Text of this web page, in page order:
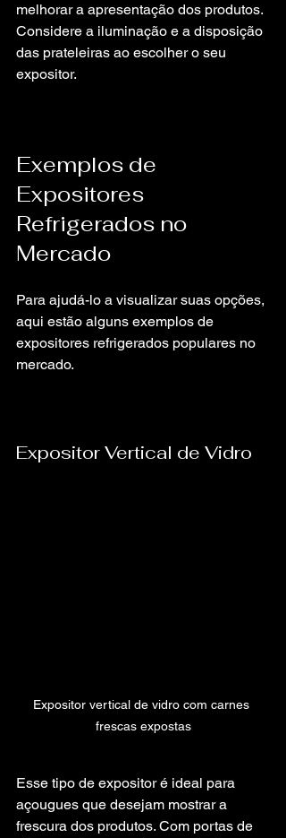
melhorar a apresentação dos produtos.
Considere a iluminação e a disposição
das prateleiras ao escolher o seu
expositor.
Exemplos de
Expositores
Refrigerados no
Mercado
Para ajudá-lo a visualizar suas opções,
aqui estão alguns exemplos de
expositores refrigerados populares no
mercado.
Expositor Vertical de Vidro
Expositor vertical de vidro com carnes
frescas expostas
Esse tipo de expositor é ideal para
açougues que desejam mostrar a
frescura dos produtos. Com portas de